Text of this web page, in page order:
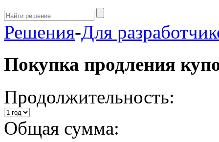
Решения-Для
Покупка продления
Продолжительность:
Общая сумма: